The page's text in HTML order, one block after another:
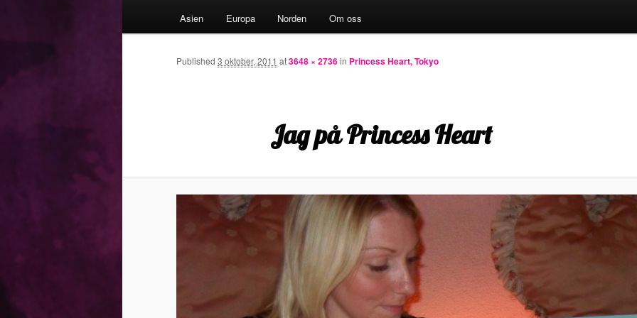
till
primärt
Asien Europa Norden Om oss
Jag på Princess Heart
Published 3 oktober, 2011 at3648 × 2736in Princess Heart, Tokyo